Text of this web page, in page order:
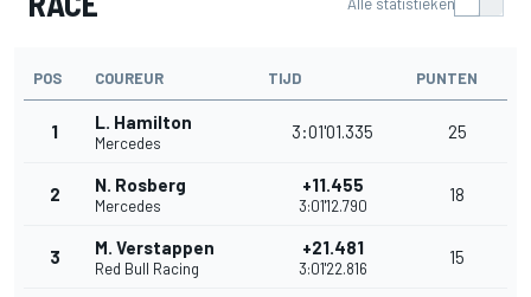
POS COUREUR TIJD PUNTEN
1 L. Hamilton
Mercedes
3:01'01.335 25
2 N. Rosberg
Mercedes
+11.455
3:01'12.790
18
3 M. Verstappen
Red Bull Racing
+21.481
3:01'22.816
15